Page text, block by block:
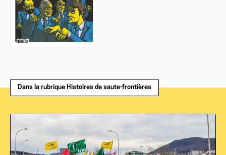
Dans la rubrique Histoires de saute-frontières